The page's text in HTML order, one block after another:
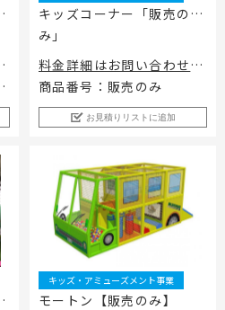
business
business
業
ついて
キッズコーナー「販売の
み」
料金詳細はお問い合わせく
ださい。
商品番号：販売のみ
お見積りリストに追加
キッズ・アミューズメント事業
モートン【販売のみ】